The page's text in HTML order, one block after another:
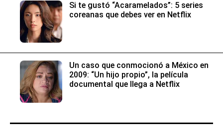
Si te gustó “Acaramelados”: 5 series
coreanas que debes ver en Netflix
Un caso que conmocionó a México en
2009: “Un hijo propio”, la película
documental que llega a Netflix